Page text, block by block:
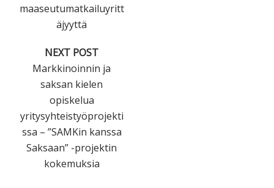
maaseutumatkailuyritt
äjyyttä
NEXT POST
Markkinoinnin ja
saksan kielen
opiskelua
yritysyhteistyöprojekti
ssa – ”SAMKin kanssa
Saksaan” -projektin
kokemuksia